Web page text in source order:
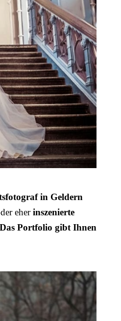
in Geldern
eherinszenierte
Das Portfolio gibt Ihnen